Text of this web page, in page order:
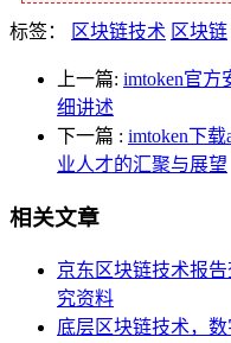
标签： 区块链技术 区块链
上一篇: imtoken官
细讲述
下一篇 : imtoken下
业人才的汇聚与展望
相关文章
京东区块链技术报
究资料
底层区块链技术，